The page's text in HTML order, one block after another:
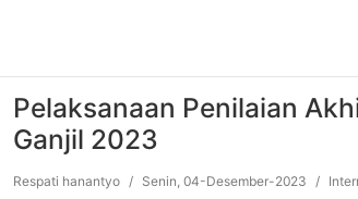
Pelaksanaan Penilaian
Ganjil 2023
Respati hanantyo / Senin, 04-Desember-2023 /